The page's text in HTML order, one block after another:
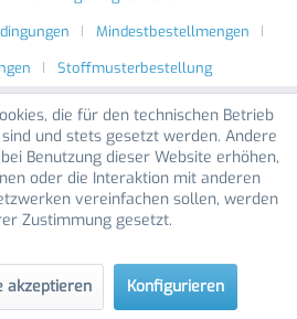
Mindestbestellmengen
Stoffmusterbestellung
die für den technischen Betrieb
und stets gesetzt werden. Andere
Benutzung dieser Website erhöhen,
oder die Interaktion mit anderen
vereinfachen sollen, werden
Zustimmung gesetzt.
akzeptieren Konfigurieren